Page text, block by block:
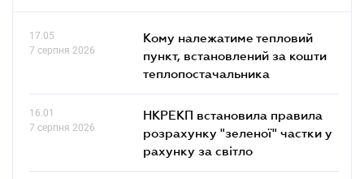
17.05
7 серпня 2026
Кому належатиме тепловий
пункт, встановлений за кошти
теплопостачальника
16.01
7 серпня 2026
НКРЕКП встановила правила
розрахунку "зеленої" частки у
рахунку за світло